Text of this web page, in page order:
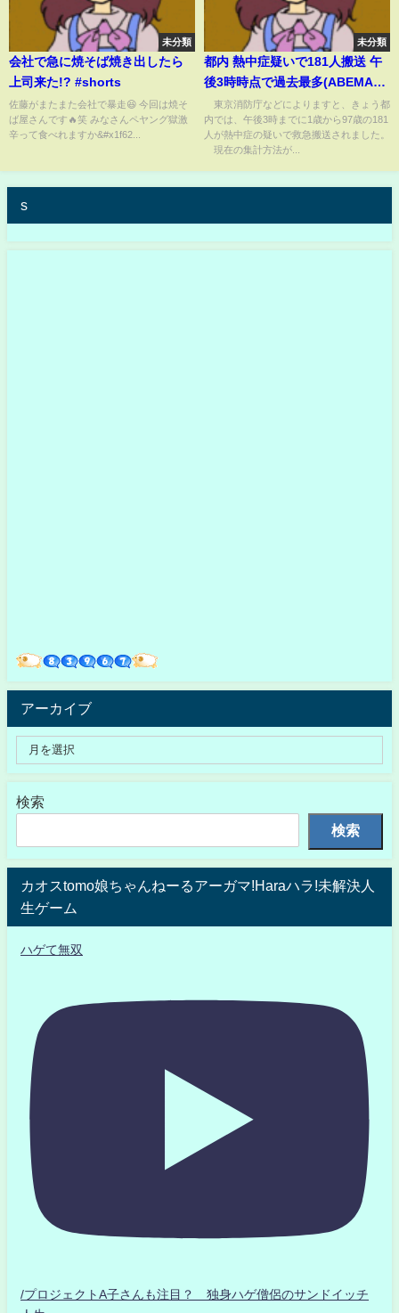
未分類
会社で急に焼そば焼き出したら
上司来た!? #shorts
佐藤がまたまた会社で暴走😆 今回は焼そ
ば屋さんです🔥笑 みなさんペヤング獄激
辛って食べれますか&#x1f62...
未分類
都内 熱中症疑いで181人搬送 午
後3時時点で過去最多(ABEMA
TIMES)
東京消防庁などによりますと、きょう都
内では、午後3時までに1歳から97歳の181
人が熱中症の疑いで救急搬送されました。
現在の集計方法が...
s
アーカイブ
検索
検索
カオスtomo娘ちゃんねーるアーガマ!Haraハラ!未解決人
生ゲーム
ハゲて無双
/プロジェクトA子さんも注目？ 独身ハゲ僧侶のサンドイッチ